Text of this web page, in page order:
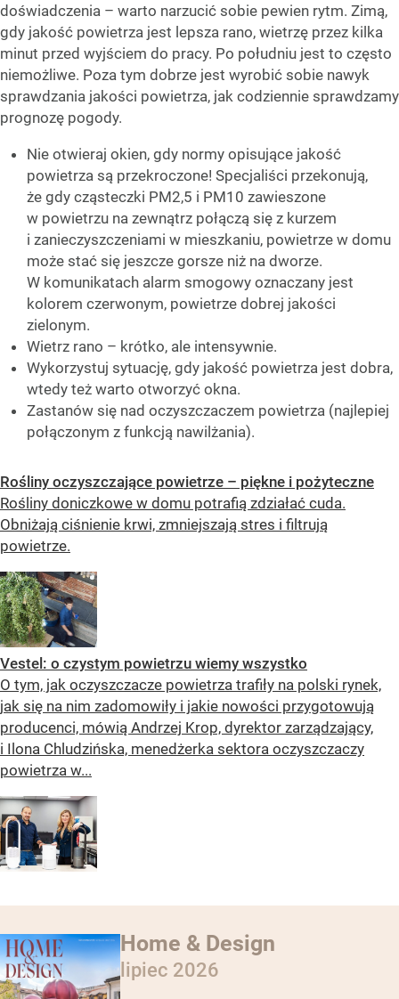
doświadczenia – warto narzucić sobie pewien rytm. Zimą,
gdy jakość powietrza jest lepsza rano, wietrzę przez kilka
minut przed wyjściem do pracy. Po południu jest to często
niemożliwe. Poza tym dobrze jest wyrobić sobie nawyk
sprawdzania jakości powietrza, jak codziennie sprawdzamy
prognozę pogody.
Nie otwieraj okien, gdy normy opisujące jakość
powietrza są przekroczone! Specjaliści przekonują,
że gdy cząsteczki PM2,5 i PM10 zawieszone
w powietrzu na zewnątrz połączą się z kurzem
i zanieczyszczeniami w mieszkaniu, powietrze w domu
może stać się jeszcze gorsze niż na dworze.
W komunikatach alarm smogowy oznaczany jest
kolorem czerwonym, powietrze dobrej jakości
zielonym.
Wietrz rano – krótko, ale intensywnie.
Wykorzystuj sytuację, gdy jakość powietrza jest dobra,
wtedy też warto otworzyć okna.
Zastanów się nad oczyszczaczem powietrza (najlepiej
połączonym z funkcją nawilżania).
Rośliny oczyszczające powietrze – piękne i pożyteczne
Rośliny doniczkowe w domu potrafią zdziałać cuda.
Obniżają ciśnienie krwi, zmniejszają stres i filtrują
powietrze.
Vestel: o czystym powietrzu wiemy wszystko
O tym, jak oczyszczacze powietrza trafiły na polski rynek,
jak się na nim zadomowiły i jakie nowości przygotowują
producenci, mówią Andrzej Krop, dyrektor zarządzający,
i Ilona Chludzińska, menedżerka sektora oczyszczaczy
powietrza w...
Home & Design
lipiec 2026